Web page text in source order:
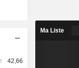
42,66
Ma Liste